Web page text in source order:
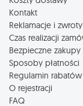
Kontakt
Reklamacje i zwroty
Czas realizacji
Bezpieczne zakupy
Sposoby płatności
Regulamin rabatów
O rejestracji
FAQ